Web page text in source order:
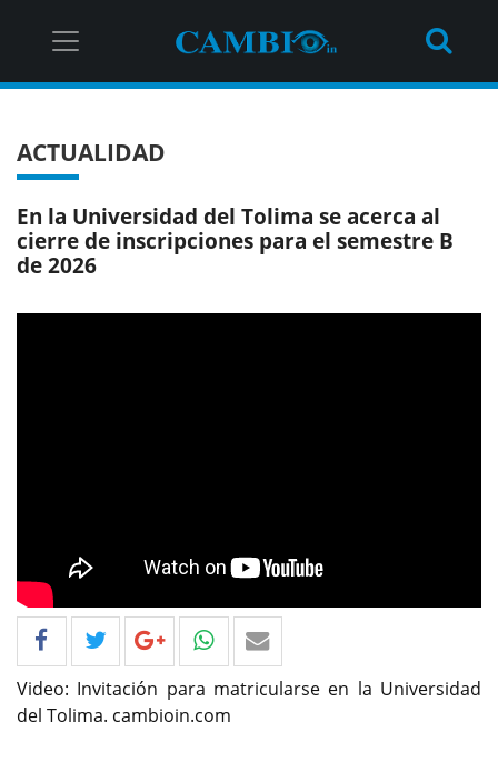
ACTUALIDAD
En la Universidad del Tolima se acerca al
cierre de inscripciones para el semestre B
de 2026
Video: Invitación para matricularse en la Universidad
del Tolima. cambioin.com